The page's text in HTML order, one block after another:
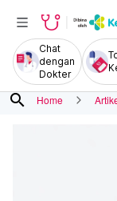
Chat
dengan
Dokter
search Home